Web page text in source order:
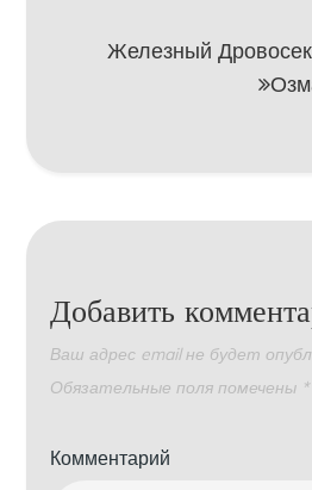
записям
Железный
Добавить
Ваш адрес email не будет
Обязательные поля помечены *
Комментарий